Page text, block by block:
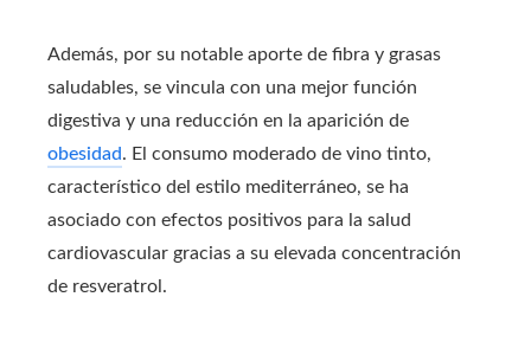
Además, por su notable aporte de fibra y grasas
saludables, se vincula con una mejor función
digestiva y una reducción en la aparición de
obesidad. El consumo moderado de vino tinto,
característico del estilo mediterráneo, se ha
asociado con efectos positivos para la salud
cardiovascular gracias a su elevada concentración
de resveratrol.